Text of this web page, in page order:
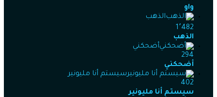
واو
الذهب
1٬482
الذهب
أضحكني
294
أضحكني
سيستم أنا مليونير
402
سيستم أنا مليونير